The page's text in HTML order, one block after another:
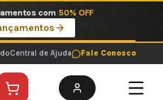
a 199 reais no pix em parcela única
Central de Ajuda Fale Conosco